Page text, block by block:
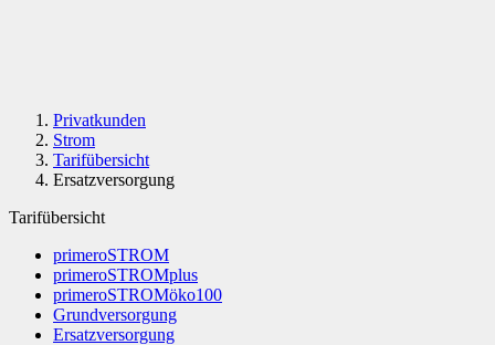
Privatkunden
Strom
Tarifübersicht
Ersatzversorgung
Tarifübersicht
primeroSTROM
primeroSTROMplus
primeroSTROMöko100
Grundversorgung
Ersatzversorgung